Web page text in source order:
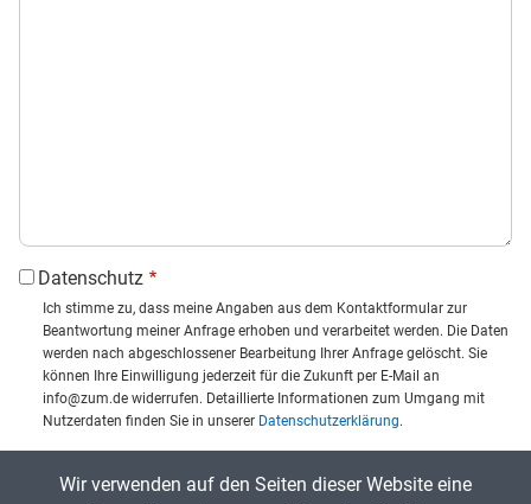
Datenschutz
Ich stimme zu, dass meine Angaben aus dem Kontaktformular zur
Beantwortung meiner Anfrage erhoben und verarbeitet werden. Die Daten
werden nach abgeschlossener Bearbeitung Ihrer Anfrage gelöscht. Sie
können Ihre Einwilligung jederzeit für die Zukunft per E-Mail an
info@zum.de widerrufen. Detaillierte Informationen zum Umgang mit
Nutzerdaten finden Sie in unserer Datenschutzerklärung.
Captcha eingeben:
Wir verwenden auf den Seiten dieser Website eine